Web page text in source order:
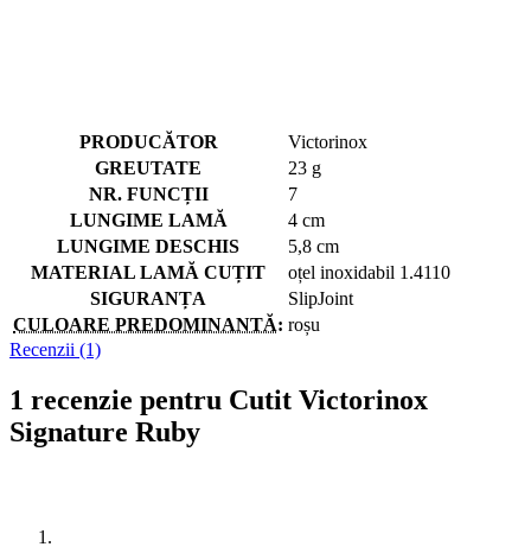
PRODUCĂTOR
Victorinox
GREUTATE
23 g
NR. FUNCȚII
7
LUNGIME LAMĂ
4 cm
LUNGIME DESCHIS
5,8 cm
MATERIAL LAMĂ CUȚIT
oțel inoxidabil 1.4110
SIGURANȚA
SlipJoint
CULOARE PREDOMINANTĂ: roșu
Recenzii (1)
1 recenzie pentru Cutit Victorinox
Signature Ruby